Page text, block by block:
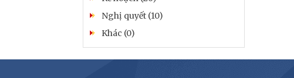
Nghị quyết (10)
Khác (0)